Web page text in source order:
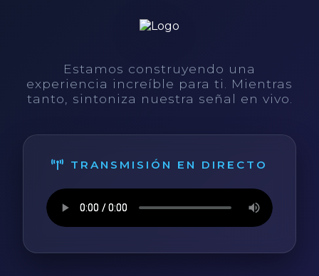
Estamos construyendo una
experiencia increíble para ti. Mientras
tanto, sintoniza nuestra señal en vivo.
TRANSMISIÓN EN DIRECTO